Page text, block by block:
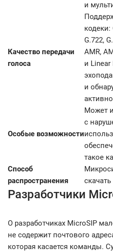
и
Качество передачи
голоса
кодеки:
G.722,
AMR,
и Linear
и
Особые возможности
Может
с
такое
Способ
распространения
Разработчики
О разработчиках MicroSIP
не содержит почтового
которая касается команды.